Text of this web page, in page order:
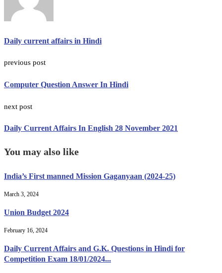
Daily current affairs in Hindi
previous post
Computer Question Answer In Hindi
next post
Daily Current Affairs In English 28 November 2021
You may also like
India’s First manned Mission Gaganyaan (2024-25)
March 3, 2024
Union Budget 2024
February 16, 2024
Daily Current Affairs and G.K. Questions in Hindi for
Competition Exam 18/01/2024...